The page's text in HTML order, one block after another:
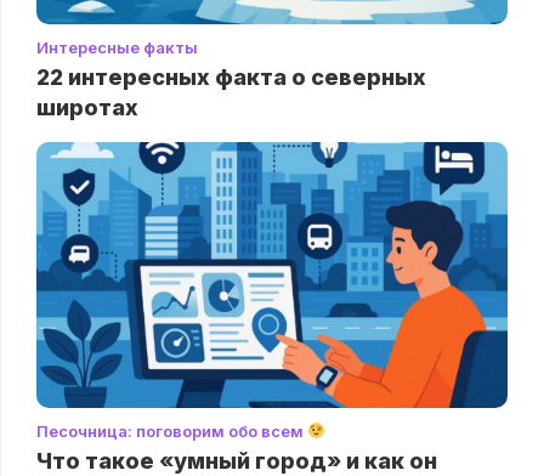
Интересные факты
22 интересных факта о северных
широтах
Песочница: поговорим обо всем
Что такое «умный город» и как он